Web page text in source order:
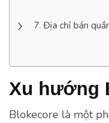
Địa chỉ bán
Xu hướng
Blokecore là một